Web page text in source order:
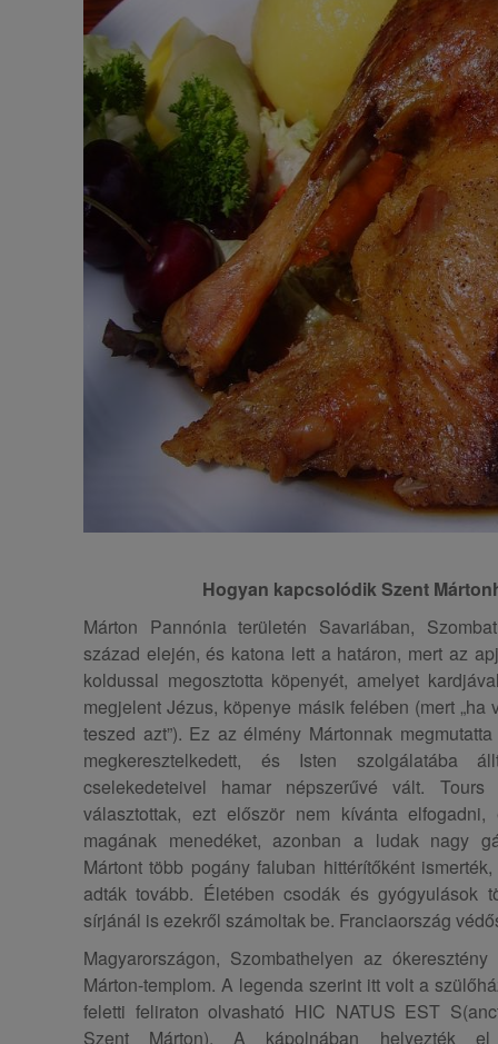
Hogyan kapcsolódik Szent
Márton Pannónia területén Savariában,
század elején, és katona lett a határon, mert az
koldussal megosztotta köpenyét, amelyet
megjelent Jézus, köpenye másik felében (mert
teszed azt”). Ez az élmény Mártonnak
megkeresztelkedett, és Isten szolgálatába
cselekedeteivel hamar népszerűvé vált. Tours
választottak, ezt először nem kívánta
magának menedéket, azonban a ludak nagy
Mártont több pogány faluban hittérítőként
adták tovább. Életében csodák és gyógyulások
sírjánál is ezekről számoltak be. Franciaország
Magyarországon, Szombathelyen az
Márton-templom. A legenda szerint itt volt a
feletti feliraton olvasható HIC NATUS EST
Szent Márton). A kápolnában helyezték el